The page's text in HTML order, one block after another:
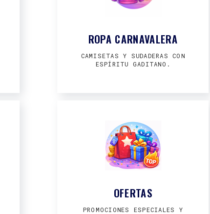
ROPA CARNAVALERA
CAMISETAS Y SUDADERAS CON
ESPÍRITU GADITANO.
OFERTAS
PROMOCIONES ESPECIALES Y